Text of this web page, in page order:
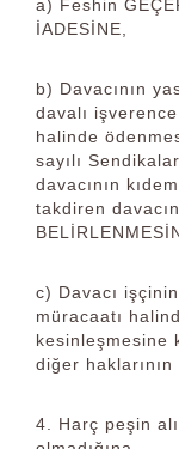
a) Feshin
İADESİNE,
b) Davacının
davalı
halinde
sayılı
davacının
takdiren
c) Davacı
müracaatı
kesinleşmesine
diğer
4. Harç peşin